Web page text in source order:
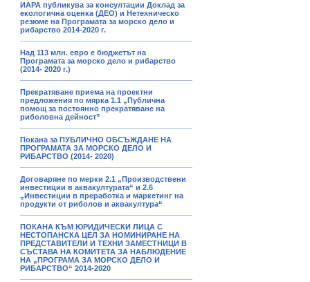
ИАРА публикува за консултации Доклад за
екологична оценка (ДЕО) и Нетехническо
резюме на Програмата за морско дело и
рибарство 2014-2020 г.
Над 113 млн. евро е бюджетът на
Програмата за морско дело и рибарство
(2014- 2020 г.)
Прекратяване приема на проектни
предложения по мярка 1.1 „Публична
помощ за постоянно прекратяване на
риболовна дейност”
Покана за ПУБЛИЧНО ОБСЪЖДАНЕ НА
ПРОГРАМАТА ЗА МОРСКО ДЕЛО И
РИБАРСТВО (2014- 2020)
Договаряне по мерки 2.1 „Производствени
инвестиции в аквакултурата“ и 2.6
„Инвестиции в преработка и маркетинг на
продукти от риболов и аквакултура“
ПОКАНА КЪМ ЮРИДИЧЕСКИ ЛИЦА С
НЕСТОПАНСКА ЦЕЛ ЗА НОМИНИРАНЕ НА
ПРЕДСТАВИТЕЛИ И ТЕХНИ ЗАМЕСТНИЦИ В
СЪСТАВА НА КОМИТЕТА ЗА НАБЛЮДЕНИЕ
НА „ПРОГРАМА ЗА МОРСКО ДЕЛО И
РИБАРСТВО“ 2014-2020